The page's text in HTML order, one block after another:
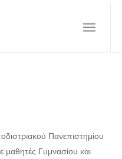
Πανεπιστημίου
μαθητές Γυμνασίου και